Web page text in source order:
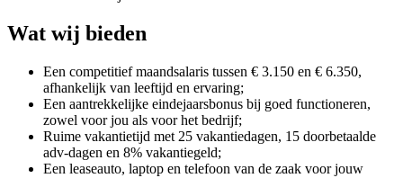
Wat wij bieden
Een competitief maandsalaris tussen € 3.150 en € 6.350,
afhankelijk van leeftijd en ervaring;
Een aantrekkelijke eindejaarsbonus bij goed functioneren,
zowel voor jou als voor het bedrijf;
Ruime vakantietijd met 25 vakantiedagen, 15 doorbetaalde
adv-dagen en 8% vakantiegeld;
Een leaseauto, laptop en telefoon van de zaak voor jouw